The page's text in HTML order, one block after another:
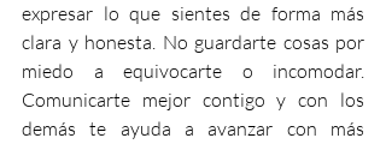
expresar lo que sientes de forma más
clara y honesta. No guardarte cosas por
miedo a equivocarte o incomodar.
Comunicarte mejor contigo y con los
demás te ayuda a avanzar con más